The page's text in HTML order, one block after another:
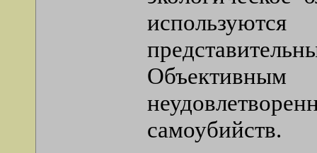
самоубийств.